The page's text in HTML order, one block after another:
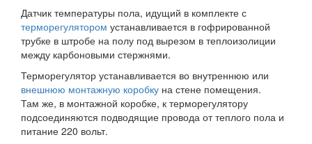
Датчик температуры пола, идущий в комплекте с
терморегулятором устанавливается в гофрированной
трубке в штробе на полу под вырезом в теплоизолиции
между карбоновыми стержнями.
Терморегулятор устанавливается во внутреннюю или
внешнюю монтажную коробку на стене помещения.
Там же, в монтажной коробке, к терморегулятору
подсоединяются подводящие провода от теплого пола и
питание 220 вольт.